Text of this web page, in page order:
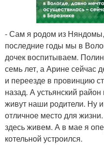
- Сам я родом из
последние годы мы в
дочек воспитываем.
семь лет, а Арине сейчас
и переезде в провинцию
назад. А устьянский
живут наши родители. Ну и
отличное место для
здесь живем. А в мае я
котельной устроился.